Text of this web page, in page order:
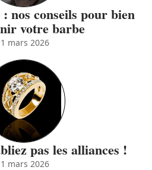
nos conseils pour bien
votre barbe
mars 2026
pas les alliances !
mars 2026